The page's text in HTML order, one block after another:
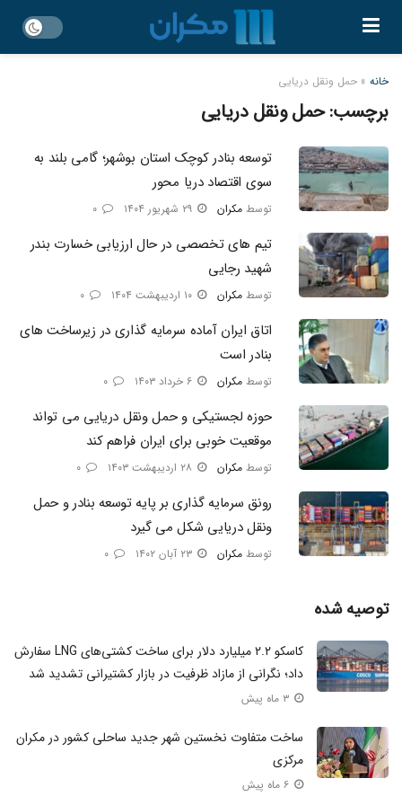
خانه » حمل ونقل دریایی
برچسب:حمل ونقل دریایی
توسعه بنادر کوچک استان بوشهر؛ گامی بلند به
سوی اقتصاد دریا محور
توسط مکران
تیم های تخصصی در حال ارزیابی خسارت بندر
شهید رجایی
توسط مکران
اتاق ایران آماده سرمایه گذاری در زیرساخت های
بنادر است
توسط مکران
حوزه لجستیکی و حمل ونقل دریایی می تواند
موقعیت خوبی برای ایران فراهم کند
توسط مکران
رونق سرمایه گذاری بر پایه توسعه بنادر و حمل
ونقل دریایی شکل می‌ گیرد
توسط مکران
توصیه شده
کاسکو ۲.۲ میلیارد دلار برای ساخت کشتی‌های LNG سفارش
داد؛ نگرانی از مازاد ظرفیت در بازار کشتیرانی تشدید شد
ساخت متفاوت نخستین شهر جدید ساحلی کشور در مکران
مرکزی